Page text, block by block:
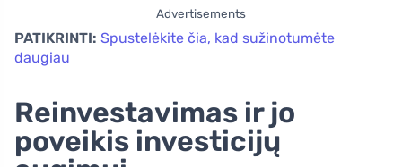
Advertisements
PATIKRINTI: Spustelėkite čia, kad sužinotumėte
daugiau
Reinvestavimas ir jo
poveikis investicijų